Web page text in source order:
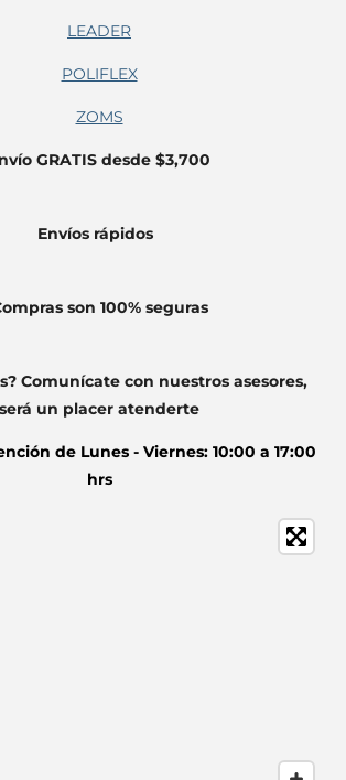
LEADER
POLIFLEX
ZOMS
GRATIS desde $3,700
Envíos rápidos
son 100% seguras
Comunícate con nuestros asesores,
será un placer atenderte
de Lunes - Viernes: 10:00 a 17:00
hrs